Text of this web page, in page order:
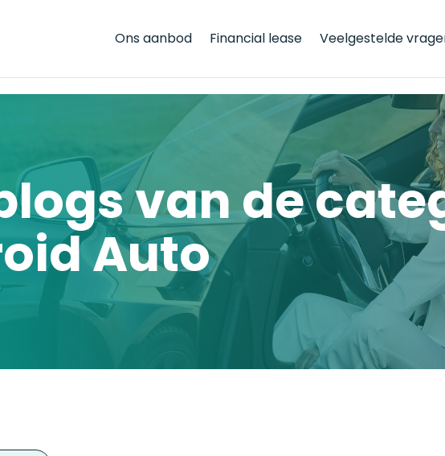
Ons aanbod Financial lease Veelgestelde
van de
Auto